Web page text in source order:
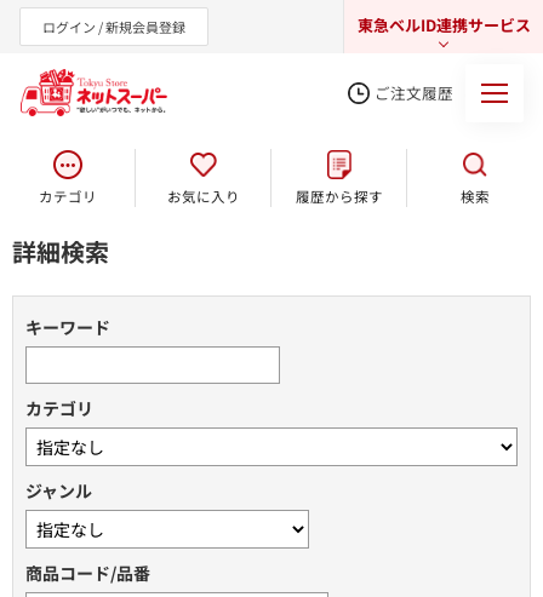
ログイン / 新規会員登録 東急ベルID連携サービス
東急オンラインショップ
ご注文履歴
カテゴリ お気に入り 履歴から探す 検索
詳細検索
キーワード
カテゴリ
ジャンル
商品コード/品番